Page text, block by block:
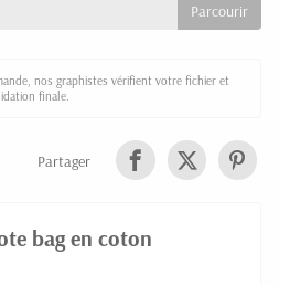
nos graphistes vérifient votre fichier et
finale.
Partager
bag en coton